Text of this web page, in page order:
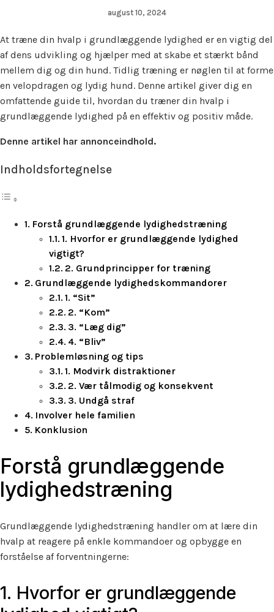
august 10, 2024
At træne din hvalp i grundlæggende lydighed er en vigtig del
af dens udvikling og hjælper med at skabe et stærkt bånd
mellem dig og din hund. Tidlig træning er nøglen til at forme
en velopdragen og lydig hund. Denne artikel giver dig en
omfattende guide til, hvordan du træner din hvalp i
grundlæggende lydighed på en effektiv og positiv måde.
Denne artikel har annonceindhold.
Indholdsfortegnelse
Forstå grundlæggende lydighedstræning
1. Hvorfor er grundlæggende lydighed
vigtigt?
2. Grundprincipper for træning
Grundlæggende lydighedskommandorer
1. “Sit”
2. “Kom”
3. “Læg dig”
4. “Bliv”
Problemløsning og tips
1. Modvirk distraktioner
2. Vær tålmodig og konsekvent
3. Undgå straf
Involver hele familien
Konklusion
Forstå grundlæggende
lydighedstræning
Grundlæggende lydighedstræning handler om at lære din
hvalp at reagere på enkle kommandoer og opbygge en
forståelse af forventningerne:
1. Hvorfor er grundlæggende